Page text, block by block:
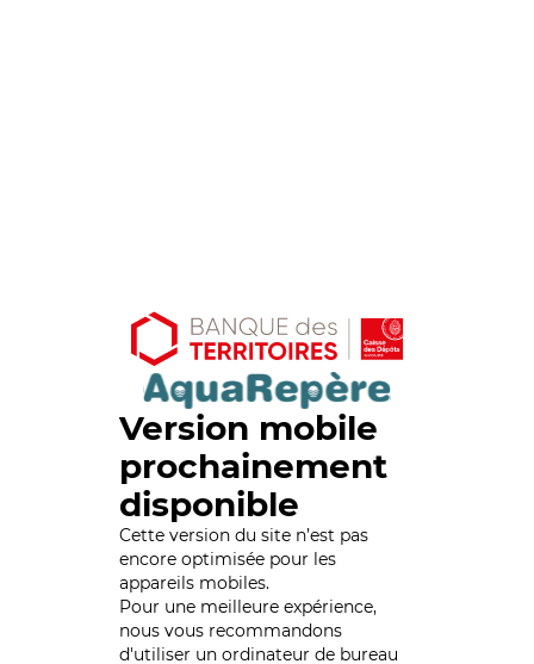
Version mobile
prochainement
disponible
Cette version du site n’est pas
encore optimisée pour les
appareils mobiles.
Pour une meilleure expérience,
nous vous recommandons
d'utiliser un ordinateur de bureau